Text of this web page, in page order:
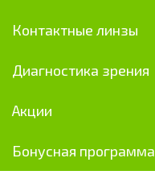
Контактные линзы
Диагностика зрения
Акции
Бонусная программа